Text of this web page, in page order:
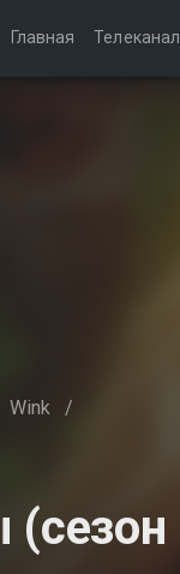
Главная
Wink /